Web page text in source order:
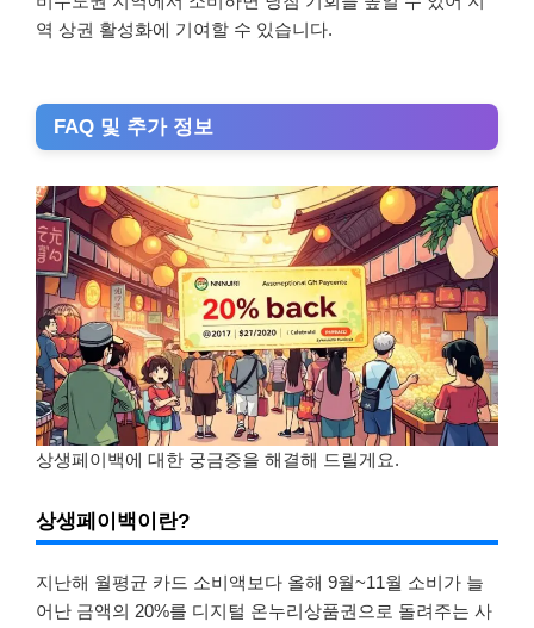
역 상권 활성화에 기여할 수 있습니다.
FAQ 및 추가 정보
상생페이백에 대한 궁금증을 해결해 드릴게요.
상생페이백이란?
지난해 월평균 카드 소비액보다 올해 9월~11월 소비가 늘
어난 금액의 20%를 디지털 온누리상품권으로 돌려주는 사